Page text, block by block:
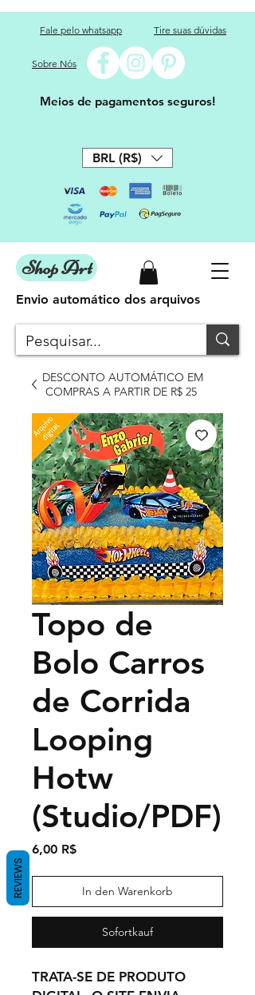
Fale pelo whatsapp Tire suas dúvidas
Sobre Nós
Meios de pagamentos seguros!
BRL (R$)
Shop Art
DESCONTO AUTOMÁTICO EM
COMPRAS A PARTIR DE R$ 25
Envio automático dos arquivos
Topo de
Bolo Carros
de Corrida
Looping
Hotw
(Studio/PDF)
6,00 R$Preis
In den Warenkorb
Sofortkauf
TRATA-SE DE PRODUTO
REVIEWS